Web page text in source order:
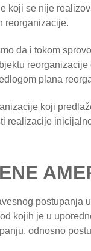
koji se nije
reorganizacije.
da i tokom
plana
koji
realizacije
postupanja
kojih je u
odnosno